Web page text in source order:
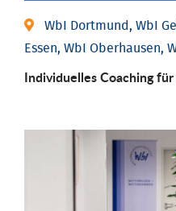
WbI Dortmund, WbI
Essen, WbI Oberhausen,
Individu­elles Coaching